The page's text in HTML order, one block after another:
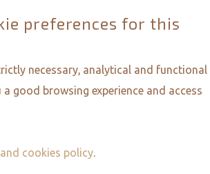
preferences for this
necessary, analytical and functional
good browsing experience and access
cookies policy.